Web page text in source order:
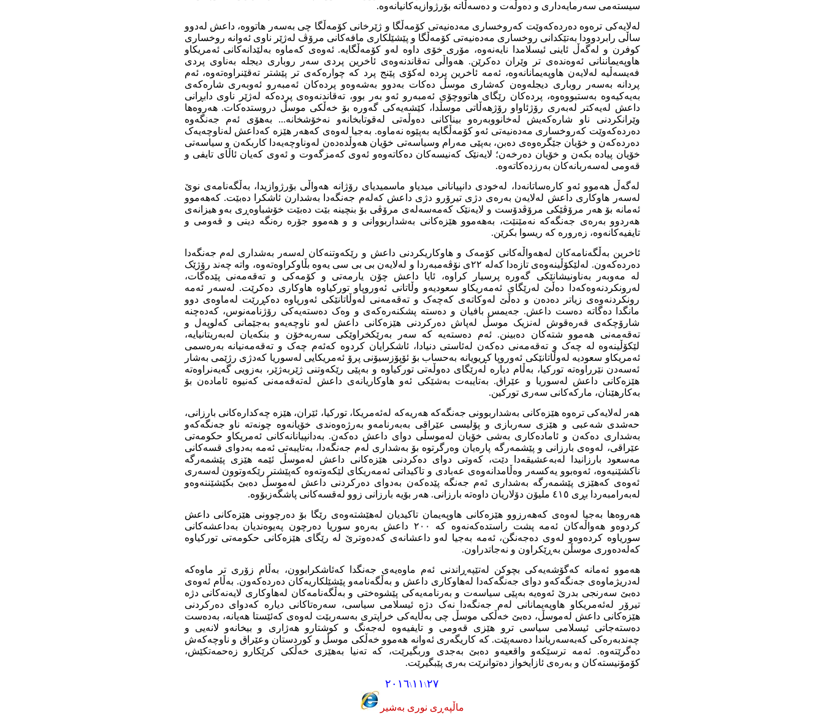
سیستەمی سەرمایەداری و دەوڵەت و دەسەڵاتە بۆرژوازیەکانیانەوە.
لەلایەکی ترەوە دەردەکەوێت کەروخساری مەدەنیەتی کۆمەڵگا و ژێرخانی کۆمەڵگا چی بەسەر ھاتووە، داعش لەدوو
ساڵی رابردوودا بەتێکدانی روخساری مەدەنیەتی کۆمەڵگا و پێشێلکاری مافەکانی مرۆڤ لەژێر ناوی ‌ئەوانە روخساری
کوفرن و لەگەڵ ئاینی ئیسلامدا نایەنەوە، مۆری خۆی داوە لەو کۆمەڵگایە. ئەوەی کەماوە بەلێدانەکانی ئەمریکاو
ھاوپەیماننانی ئەوەندەی تر وێران دەکرێن. ھەواڵی تەقاندنەوەی ئاخرین پردی سەر روباری دیجلە بەناوی پردی
فەیسەڵیە لەلایەن ھاوپەیمانانەوە، ئەمە ئاخرین پردە لەکۆی پێنج پرد کە چوارەکەی تر پێشتر تەقێنراوەتەوە، ئەم
پردانە بەسەر روباری دیجلەوەن کەشاری موسڵ دەکات بەدوو بەشەوەو پردەکان ئەمبەرو ئەوبەری شارەکەی
بەیەکیەوە بەستبووەوە، پردەکان رێگای ھاتووچۆی ئەمبەرو ئەو بەر بوو، تەقاندنەوەی پردەکە لەژێر ناوی دابڕانی
داعش لەیەکتر لەبەری رۆژئاواو رۆژھەڵاتی موسڵدا، کێشەیەکی گەورە بۆ خەڵکی موسڵ دروستدەکات. ھەروەھا
وێرانکردنی ناو شارەکەیش لەخانووبەرەو بیناکانی دەوڵەتی لەقوتابخانەو نەخۆشخانە... بەھۆی ئەم جەنگەوە
دەردەکەوێت کەروخساری مەدەنیەتی ئەو کۆمەڵگایە بەپێوە نەماوە. بەجیا لەوەی کەھەر ھێزە کەداعش لەناوچەیەک
دەردەکەن و خۆیان جێگرەوەی دەبن، بەپێی مەرام وسیاسەتی خۆیان ھەوڵدەدەن لەوناوچەیەدا کاربکەن و سیاسەتی
خۆیان پیادە بکەن و خۆیان دەرخەن؛ لایەنێک کەنیسەکان دەکاتەوەو ئەوی کەمزگەوت و ئەوی کەیان ئاڵای تایفی و
قەومی لەسەربانەکان بەرزدەکاتەوە.
لەگەڵ ھەموو ئەو کارەساتانەدا، لەخودی دانپیانانی میدیاو ماسمیدیای رۆژانە ھەواڵی بۆرژوازیدا، بەڵگەنامەی نوێ
لەسەر ھاوکاری داعش لەلایەن بەرەی دژی تیرۆرو دژی داعش کەلەم جەنگەدا بەشدارن ئاشکرا دەبێت. کەھەموو
ئەمانە بۆ ھەر مرۆڤێکی مرۆڤدۆست و لایەنێک کەمەسەلەی مرۆڤی بۆ بنچینە بێت دەبێت خۆشباوەڕی بەو ھیزانەی
ھەردوو بەرەی جەنگەکە نەمێنێت، بەھەموو ھێزەکانی بەشداربووانی و و ھەموو جۆرە رەنگە دینی و قەومی و
تایفیەکانەوە، زەرورە کە ریسوا بکرێن.
‌ئاخرین بەڵگەنامەکان لەھەواڵەکانی کۆمەک و ھاوکاریکردنی داعش و رێکەو‌تنەکان لەسەر بەشداری لەم جەنگەدا
دەردەکەون. لەلێکۆڵینەوەی تازەدا کەلە ٢٢ی نۆڤەمبەردا و لەلایەن بی بی سی یەوە بڵاوکراوەتەوە، واتە چەند رۆژێک
لە مەوبەر بەناونیشانێکی گەورە پرسیار کراوە، ‌ئایا داعش چۆن یارمەتی و کۆمەکی و تەقەمەنی پێدەگات،
لەرونکردنەوەکەدا دەڵێ لەرێگای ئەمەریکاو سعودیەو وڵاتانی ئەو‌روپاو تورکیاوە ھاوکاری دەکرێت. لەسەر ئەمە
رونکردنەوەی زیاتر دەدەن و دەڵێ لەوکاتەی کەچەک و تەقەمەنی لەوڵاتانێکی ئەورپاوە دەکڕرێت لەماوەی دوو
مانگدا دەگاتە دەست داعش. جەیمس بافیان و دەستە پشکنەرەکەی و وەک دەستەیەکی رۆژنامەنوس، کەدەچنە
شارۆچکەی قەرەقوش لەنزیک ‌موسڵ لەپاش دەرکردنی ھێزەکانی داعش لەو ناوچەیەو بەجێمانی کەلوپەل و
تەقەمەنی ھەموو شتەکان دەبینن. ئەم دەستەیە کە سەر بەرێکخراوێکی سەربەخۆن و بنکەیان لەبەریتانیایە،
لێکۆڵینەوە لە چەک و تەقەمەنی دەکەن لەئاستی دنیادا، ئاشکرایان کردوە کەئەم چەک و تەقەمەنیانە بەرەسمی
ئەمریکاو سعودیە لەوڵاتانێکی ئەوروپا کڕیویانە بەحساب بۆ ئۆپۆزسیۆنی پرۆ ئەمریکایی لەسوریا کەدژی رژێمی بەشار
ئەسەدن نێرراوەتە تورکیا، بەڵام دیارە لەرێگای دەوڵەتی تورکیاوە و بەپێی رێکەوتنی ژێربەژێر، بەزویی گەیەنراوەتە
ھێزەکانی داعش لەسوریا و ‌عێراق. بەتایبەت بەشێکی ئەو ھاوکاریانەی داعش لەتەقەمەنی کەنیوە ئامادەن بۆ
بەکارھێنان، مارکەکانی سەری تورکین.
ھەر لەلایەکی ترەوە ھێزەکانی بەشداربوونی جەنگەکە ھەریەکە لەئەمریکا، تورکیا، ئێران، ھێزە چەکدارەکانی بارزانی،
حەشدی شەعبی و ھێزی سەربازی و پۆلیسی عێراقی بەبەرنامەو بەرژەوەندی خۆیانەوە چونەتە ناو جەنگەکەو
بەشداری دەکەن و ئامادەکاری بەشی خۆیان لەموسڵی دوای داعش دەکەن. بەدانپیانانەکانی ئەمریکاو حکومەتی
عێراقی، لەوەی بارزانی و پێشمەرگە پارەیان وەرگرتوە بۆ بەشداری لەم جەنگەدا، بەتایبەتی ئەمە بەدوای قسەکانی
مەسعود با‌رزانیدا لەبەعشیقەدا دێت،‌ کەوتی دوای دەکردنی ھێزەکانی داعش لەموسڵ ئێمە ھێزی پێشمەرگە
ناکشێنیەوە، ئەوەبوو یەکسەر وەڵامدانەوەی عەبادی و تاکیداتی ئەمەریکای لێکەوتەوە کەپێشتر رێکەوتوون لەسەری
ئەوەی کەھێزی پێشمەرگە بەشداری ئەم جەنگە پێدەکەن بەدوای دەرکردنی داعش لەموسڵ دەبێ بکێشێننەوەو
لەبەرامبەردا بڕی ٤١٥ ملیۆن دۆلاریان داوەتە بارزانی. ھەر بۆیە با‌رزانی زوو لەقسەکانی پاشگەزبۆوە.
ھەروەھا بەجیا لەوەی کەھەرزوو ھێزەکانی ھاوپەیمان تاکیدیان لەھێشتەوەی رێگا بۆ دەرچوونی ھێزەکانی داعش
کردوەو ھەواڵەکان ئەمە پشت راستدەکەنەوە کە ٢٠٠ داعش بەرەو سوریا دەرچون پەیوەندیان بەداعشەکانی
سوریاوە کردەوەو لەوی دەجەنگن، ئەمە بەجیا لەو داعشانەی کەدەوترێ لە رێگای ھێزەکانی حکومەتی تورکیاوە
کەلەدەوری موسڵن بەڕێکراون و نەجاتدراون.
ھەموو ئەمانە کەگۆشەیەکی بچوکن ‌لەتێپەڕاندنی ئەم ماوەیەی جەنگدا کەئاشکرابوون، بەڵام زۆری تر ماوەکە
لەدریژماوەی جەنگەکەو دوای جەنگەکەدا لەھاوکاری داعش و ‌بەڵگەنامەو پێشێلکاریەکان دەردەکەون. بەڵام ئەوەی
دەبێ سەرنجی بدرێ ئەوەیە بەپێی سیاسەت و بەرنامەیەکی پێشوەختی و بەڵگەنامەکان لەھاوکاری لایەنەکانی دژە
تیرۆر لەئەمریکاو ھاوپەیمانانی لەم جەنگەدا نەک دژە ئیسلامی سیاسی، سەرەتاکانی دیارە کەدوای دەرکردنی
ھێزەکانی داعش لەموسڵ، دەبێ خەڵکی موسڵ چی بەڵایەکی خراپتری بەسەربێت لەوەی کەئێستا ھەیانە، بەدەست
دەستەجاتی ئیسلامی سیاسی ترو ھێزی قەومی و تایفیەوە لەجەنگ و کوشتارو ھەژاری و بیخانەو لانەیی و
چەندبەرەکی کەبەسەریاندا دەسەپێت. کە کاریگەری ئەوانە ھەموو خەڵکی موسڵ و کوردستان وعێراق و ناوچەکەش
دەگرێتەوە. ئەمە ترسێکەو واقعیەو دەبێ بەجدی وربگیرێت، کە تەنیا بەھێزی خەڵکی کرێکارو زەحمەتکێش،
کۆمۆنیستەکان و بەرەی ئازایخواز دەتوانرێت بەری پێبگیرێت.
٢٧\ ١١\٢٠١٦
ماڵپه‌ڕی نوری به‌شیر